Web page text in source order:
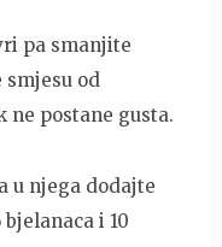
pa smanjite
od
ne postane gusta.
u njega dodajte
i 10